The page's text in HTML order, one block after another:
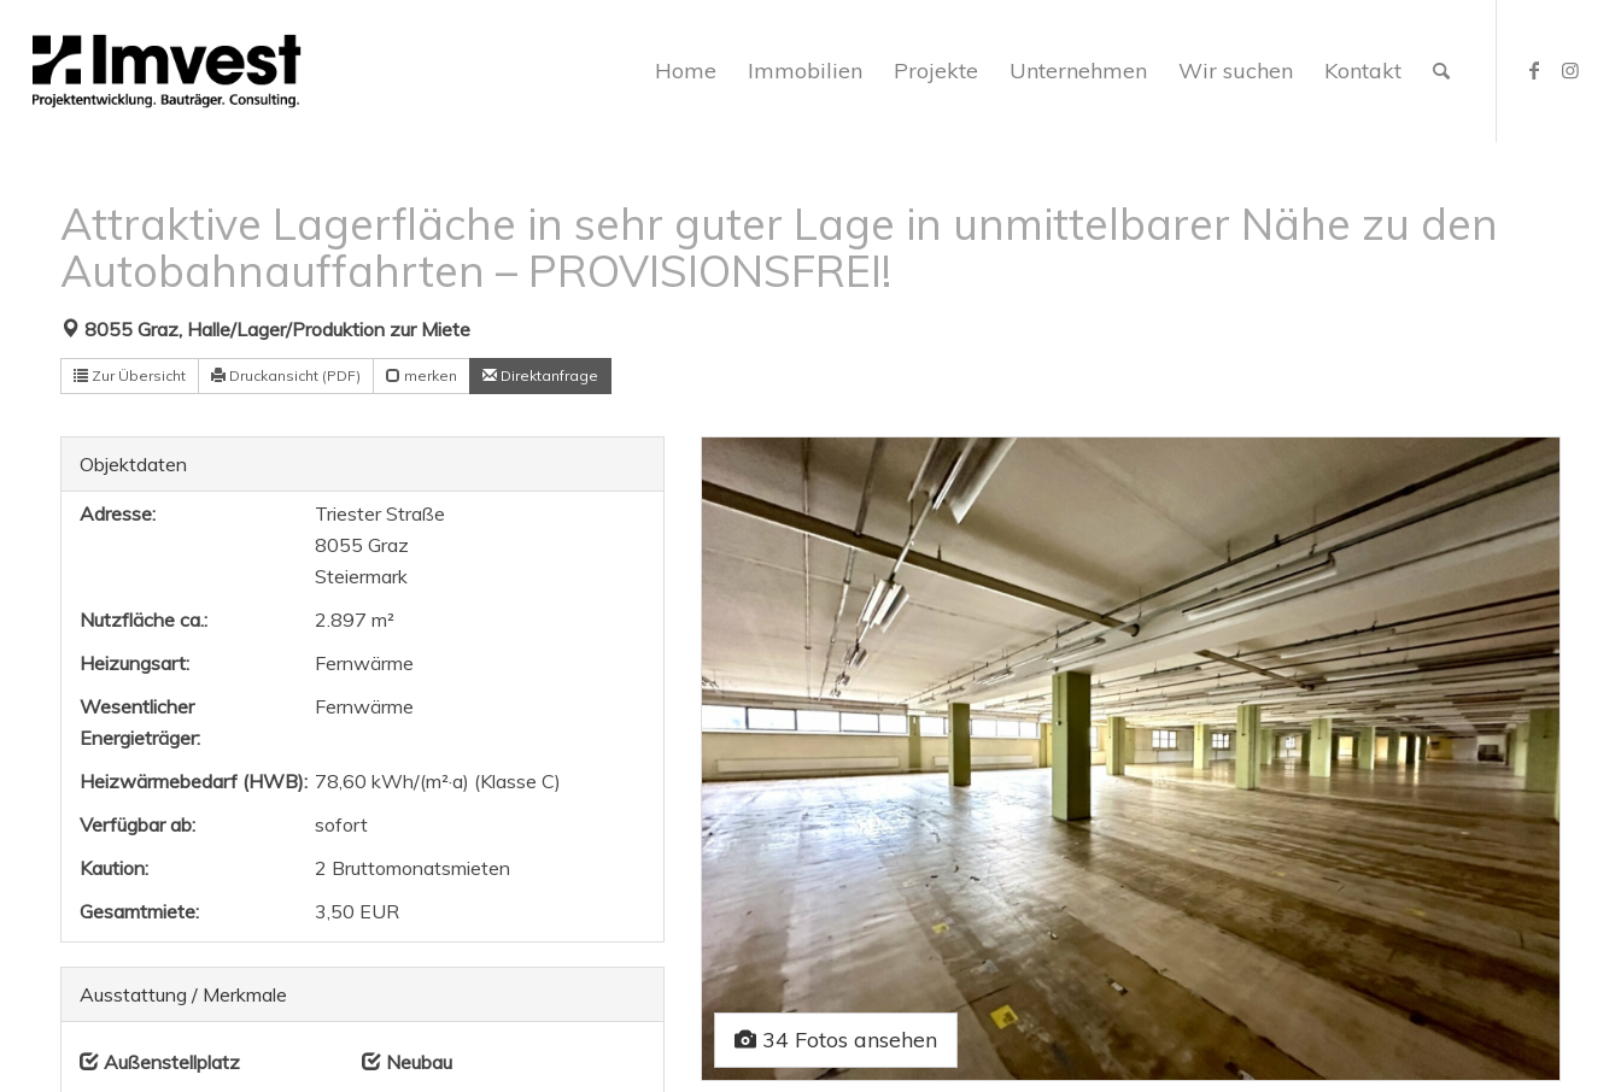
Home Immobilien Projekte Unternehmen Wir suchen Kontakt
Attraktive Lagerfläche in sehr guter Lage in unmittelbarer Nähe zu den
Autobahnauffahrten – PROVISIONSFREI!
8055 Graz, Halle/Lager/Produktion zur Miete
Zur Übersicht Druckansicht (PDF) merken Direktanfrage
34 Fotos ansehen
Objektdaten
Adresse:
Triester Straße
8055 Graz
Steiermark
Nutzfläche ca.:
2.897 m²
Heizungsart:
Fernwärme
Wesentlicher
Energieträger:
Fernwärme
Heizwärmebedarf (HWB): 78,60 kWh/(m²·a) (Klasse C)
Verfügbar ab:
sofort
Kaution:
2 Bruttomonatsmieten
Gesamtmiete:
3,50 EUR
Ausstattung / Merkmale
Außenstellplatz
Neubau